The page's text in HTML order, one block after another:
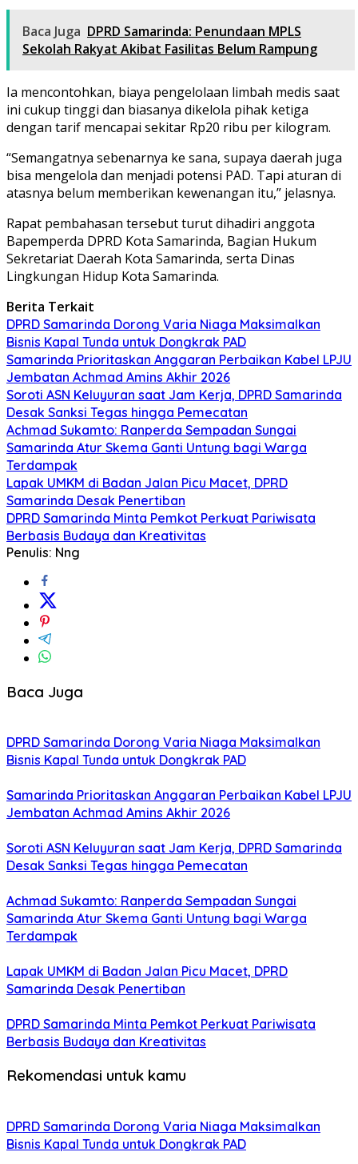
Baca Juga DPRD Samarinda: Penundaan MPLS
Sekolah Rakyat Akibat Fasilitas Belum Rampung
Ia mencontohkan, biaya pengelolaan limbah medis saat
ini cukup tinggi dan biasanya dikelola pihak ketiga
dengan tarif mencapai sekitar Rp20 ribu per kilogram.
“Semangatnya sebenarnya ke sana, supaya daerah juga
bisa mengelola dan menjadi potensi PAD. Tapi aturan di
atasnya belum memberikan kewenangan itu,” jelasnya.
Rapat pembahasan tersebut turut dihadiri anggota
Bapemperda DPRD Kota Samarinda, Bagian Hukum
Sekretariat Daerah Kota Samarinda, serta Dinas
Lingkungan Hidup Kota Samarinda.
Berita Terkait
DPRD Samarinda Dorong Varia Niaga Maksimalkan
Bisnis Kapal Tunda untuk Dongkrak PAD
Samarinda Prioritaskan Anggaran Perbaikan Kabel LPJU
Jembatan Achmad Amins Akhir 2026
Soroti ASN Keluyuran saat Jam Kerja, DPRD Samarinda
Desak Sanksi Tegas hingga Pemecatan
Achmad Sukamto: Ranperda Sempadan Sungai
Samarinda Atur Skema Ganti Untung bagi Warga
Terdampak
Lapak UMKM di Badan Jalan Picu Macet, DPRD
Samarinda Desak Penertiban
DPRD Samarinda Minta Pemkot Perkuat Pariwisata
Berbasis Budaya dan Kreativitas
Penulis: Nng
Baca Juga
DPRD Samarinda Dorong Varia Niaga Maksimalkan
Bisnis Kapal Tunda untuk Dongkrak PAD
Samarinda Prioritaskan Anggaran Perbaikan Kabel LPJU
Jembatan Achmad Amins Akhir 2026
Soroti ASN Keluyuran saat Jam Kerja, DPRD Samarinda
Desak Sanksi Tegas hingga Pemecatan
Achmad Sukamto: Ranperda Sempadan Sungai
Samarinda Atur Skema Ganti Untung bagi Warga
Terdampak
Lapak UMKM di Badan Jalan Picu Macet, DPRD
Samarinda Desak Penertiban
DPRD Samarinda Minta Pemkot Perkuat Pariwisata
Berbasis Budaya dan Kreativitas
Rekomendasi untuk kamu
DPRD Samarinda Dorong Varia Niaga Maksimalkan
Bisnis Kapal Tunda untuk Dongkrak PAD